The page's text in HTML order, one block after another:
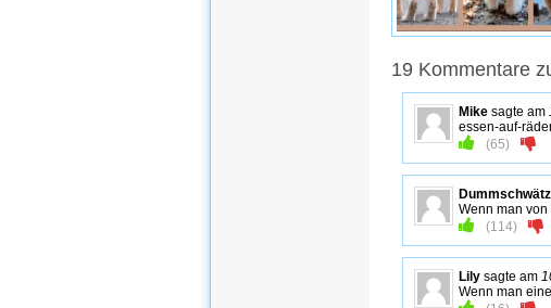
19 Kommentare
Mike sagte am
essen-auf-
(65)
Wenn man
(114)
Lily sagte am
Wenn man